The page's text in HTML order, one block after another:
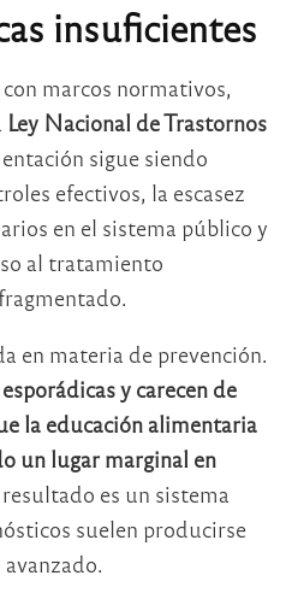
insuficientes
marcos normativos,
Ley Nacional de Trastornos
sigue siendo
efectivos, la escasez
en el sistema público y
al tratamiento
en materia de prevención.
y carecen de
la educación alimentaria
un lugar marginal en
resultado es un sistema
suelen producirse